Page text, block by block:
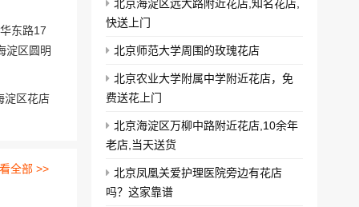
东路17
淀区圆明
淀区花店
全部 >>
北京海淀区远大路附近花店,知名花店,
快送上门
北京师范大学周围的玫瑰花店
北京农业大学附属中学附近花店，免
费送花上门
北京海淀区万柳中路附近花店,10余年
老店,当天送货
北京凤凰关爱护理医院旁边有花店
吗？这家靠谱